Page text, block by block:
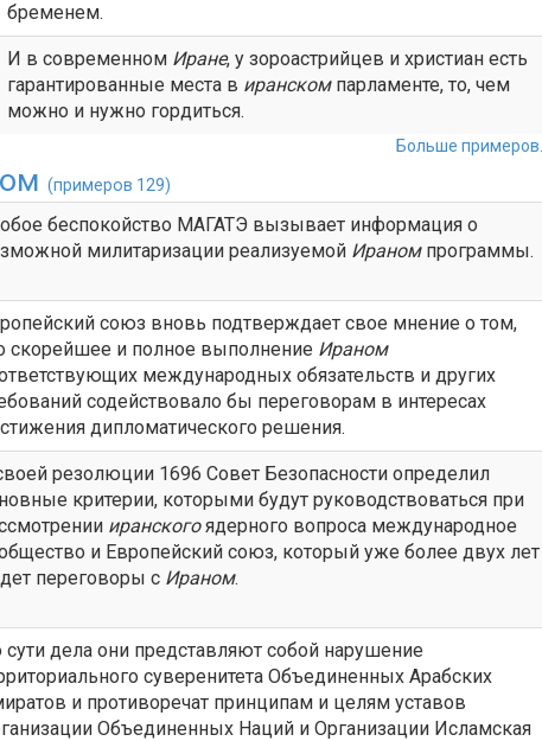
бременем.
И в современном Иране, у зороастрийцев и христиан есть
гарантированные места в иранскомпарламенте, то, чем
можно и нужно гордиться.
Больше примеров...
(примеров 129)
беспокойство МАГАТЭ вызывает информация о
милитаризации реализуемой Ираномпрограммы.
союз вновь подтверждает свое мнение о том,
скорейшее и полное выполнение Ираном
международных обязательств и других
содействовало бы переговорам в интересах
дипломатического решения.
резолюции 1696 Совет Безопасности определил
критерии, которыми будут руководствоваться при
иранскогоядерного вопроса международное
и Европейский союз, который уже более двух лет
переговоры с Ираном.
сути дела они представляют собой нарушение
суверенитета Объединенных Арабских
и противоречат принципам и целям уставов
Объединенных Наций и Организации Исламская